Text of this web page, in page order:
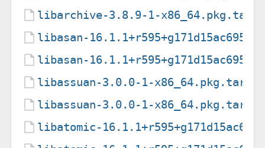
libarchive-3.8.9-1-
libasan-
libasan-
libassuan-3.0.0-1-
libassuan-3.0.0-1-
libatomic-